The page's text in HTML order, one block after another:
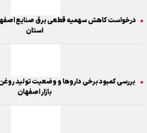
درخواست کاهش سهمیه قطعی برق صنایع
استان
بررسی کمبود برخی داروها و وضعیت تولید
بازار اصفهان